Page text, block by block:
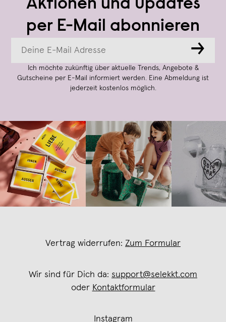
Aktionen und Updates
per E-Mail abonnieren
→
Ich möchte zukünftig über aktuelle Trends, Angebote &
Gutscheine per E-Mail informiert werden. Eine Abmeldung ist
jederzeit kostenlos möglich.
Vertrag widerrufen: Zum Formular
Wir sind für Dich da: support@selekkt.com
oder Kontaktformular
Instagram